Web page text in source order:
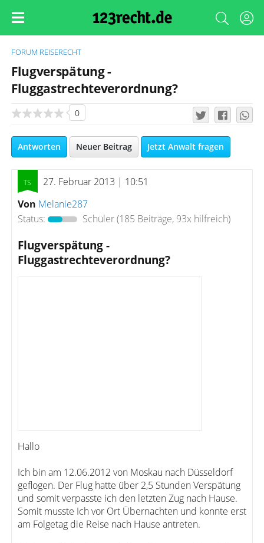
FORUM REISERECHT
Flugverspätung -
Fluggastrechteverordnung?
0
Antworten Neuer Beitrag Jetzt Anwalt fragen
27. Februar 2013 | 10:51
Von Melanie287
Status:
Schüler(185 Beiträge, 93x hilfreich)
Flugverspätung -
Fluggastrechteverordnung?
Hallo
Ich bin am 12.06.2012 von Moskau nach Düsseldorf
geflogen. Der Flug hatte über 2,5 Stunden Verspätung
und somit verpasste ich den letzten Zug nach Hause.
Somit musste Ich vor Ort Übernachten und konnte erst
am Folgetag die Reise nach Hause antreten.